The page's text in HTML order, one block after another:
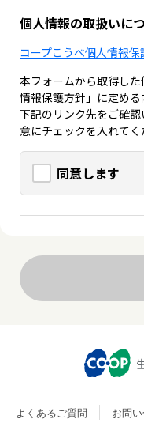
個人情報の取扱いに
コープこうべ個人情報保
本フォームから取得し
情報保護方針」に定める
下記のリンク先をご確
意にチェックを入れてく
同意します
よくあるご質問 お問